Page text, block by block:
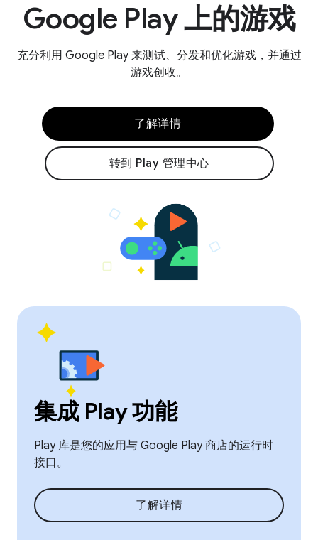
Google Play 上的游戏
充分利用 Google Play 来测试、分发和优化游戏，并通过
游戏创收。
了解详情
转到 Play 管理中心
集成 Play 功能
Play 库是您的应用与 Google Play 商店的运行时
接口。
了解详情